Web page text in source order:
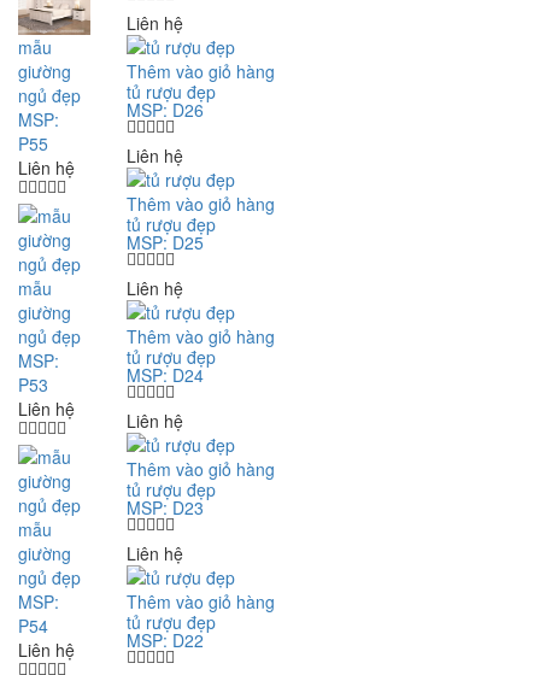
mẫu
giường
ngủ đẹp
MSP:
P55
Liên hệ
mẫu
giường
ngủ đẹp
MSP:
P53
Liên hệ
mẫu
giường
ngủ đẹp
MSP:
P54
Liên hệ
Liên hệ
Thêm vào giỏ hàng
tủ rượu đẹp
MSP: D26
Liên hệ
Thêm vào giỏ hàng
tủ rượu đẹp
MSP: D25
Liên hệ
Thêm vào giỏ hàng
tủ rượu đẹp
MSP: D24
Liên hệ
Thêm vào giỏ hàng
tủ rượu đẹp
MSP: D23
Liên hệ
Thêm vào giỏ hàng
tủ rượu đẹp
MSP: D22